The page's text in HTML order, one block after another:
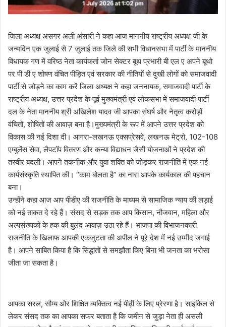
जिला अध्यक्ष असगर अली अंसारी ने कहा आज माननीय राष्ट्रीय अध्यक्ष जी के
जन्मदिन एक जुलाई से 7 जुलाई तक जिले की सभी विधानसभा में पार्टी के माननीय
विधायक गण में वरिष्ठ नेता कार्यकर्ता जोन सेक्टर बूथ प्रभारी बी एल ए अपने बूथो
पर पी डी ए शोषण वंचित पीड़ित एवं सरकार की नीतियों से दुखी लोगों को समाजवादी
पार्टी से जोड़ने का काम करें जिला अध्यक्ष ने कहा जननायक, समाजवादी पार्टी के
राष्ट्रीय अध्यक्ष, उत्तर प्रदेश के पूर्व मुख्यमंत्री एवं लोकसभा में समाजवादी पार्टी
दल के नेता माननीय श्री अखिलेश यादव जी आपका संघर्ष और नेतृत्व करोड़ों
वंचितों, शोषितों की आवाज़ बना है।मुख्यमंत्री के रूप में आपने उत्तर प्रदेश को
विकास की नई दिशा दी। आगरा-लखनऊ एक्सप्रेसवे, लखनऊ मेट्रो, 102-108
एम्बुलेंस सेवा, लैपटॉप वितरण और कन्या विद्याधन जैसी योजनाओं ने प्रदेश की
तस्वीर बदली। आपने तकनीक और युवा शक्ति को जोड़कर राजनीति में एक नई
कार्यसंस्कृति स्थापित की। “काम बोलता है” का नारा आपके कार्यकाल की पहचान
बना।
उन्होंने कहा आज आप पीडीए की राजनीति के माध्यम से सामाजिक न्याय की लड़ाई
को नई ताकत दे रहे हैं। संसद से सड़क तक आप किसान, नौजवान, महिला और
अल्पसंख्यकों के हक की बुलंद आवाज़ उठा रहे हैं। भाजपा की विभाजनकारी
राजनीति के खिलाफ आपकी एकजुटता की अपील ने पूरे देश में नई उम्मीद जगाई
है। आपने साबित किया है कि सिद्धांतों से समझौता किए बिना भी जनता का भरोसा
जीता जा सकता है।
आपका सरल, सौम्य और शिक्षित व्यक्तित्व नई पीढ़ी के लिए प्रेरणा है। साइकिल से
लेकर संसद तक का आपका सफर बताता है कि जमीन से जुड़ा नेता ही असली